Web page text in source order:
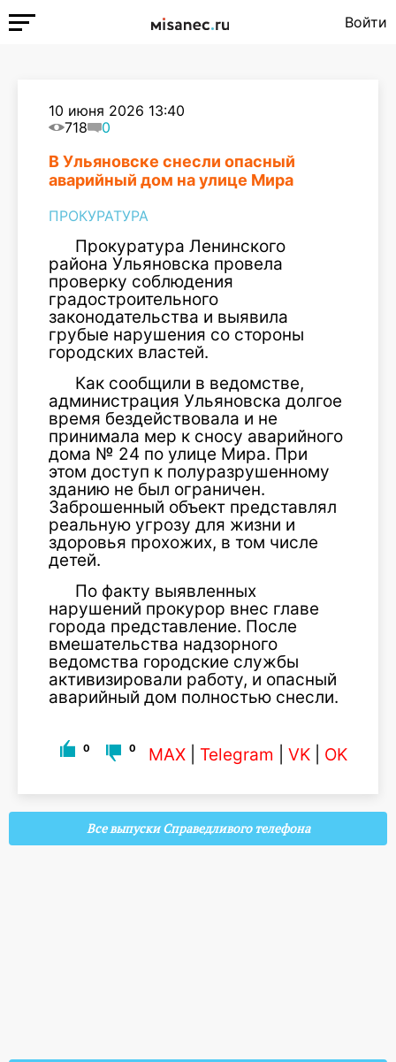
Войти
10 июня 2026 13:40
718
0
В Ульяновске снесли опасный
аварийный дом на улице Мира
ПРОКУРАТУРА
Прокуратура Ленинского
района Ульяновска провела
проверку соблюдения
градостроительного
законодательства и выявила
грубые нарушения со стороны
городских властей.
Как сообщили в ведомстве,
администрация Ульяновска долгое
время бездействовала и не
принимала мер к сносу аварийного
дома № 24 по улице Мира. При
этом доступ к полуразрушенному
зданию не был ограничен.
Заброшенный объект представлял
реальную угрозу для жизни и
здоровья прохожих, в том числе
детей.
По факту выявленных
нарушений прокурор внес главе
города представление. После
вмешательства надзорного
ведомства городские службы
активизировали работу, и опасный
аварийный дом полностью снесли.
0 0 MAX Telegram VK OK
Все выпуски Справедливого телефона